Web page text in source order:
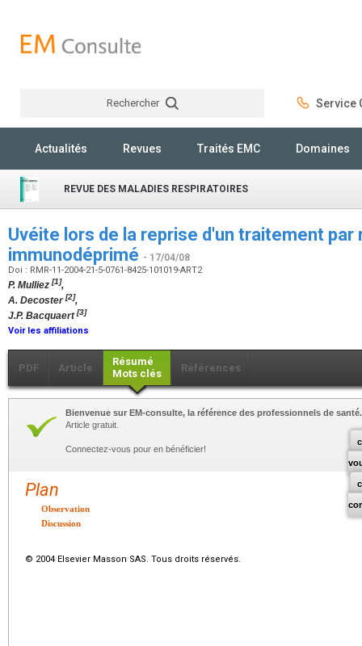
Rechercher Service
Actualités Revues Traités EMC Domaines
REVUE DES MALADIES RESPIRATOIRES
Uvéite lors de la reprise d'un traitement par
immunodéprimé - 17/04/08
Doi : RMR-11-2004-21-5-0761-8425-101019-ART2
P. Mulliez [1],
A. Decoster[2],
J.P. Bacquaert[3]
Voir les affiliations
PDF Article
Résumé
Mots clés
Références
Bienvenue sur EM-consulte, la référence des professionnels de santé.
Article gratuit.
Connectez-vous pour en bénéficier!
Plan
Observation
Discussion
© 2004 Elsevier Masson SAS. Tous droits réservés.